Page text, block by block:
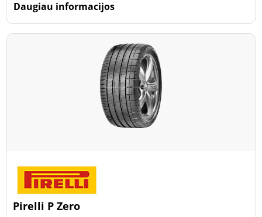
Daugiau informacijos
Pirelli P Zero